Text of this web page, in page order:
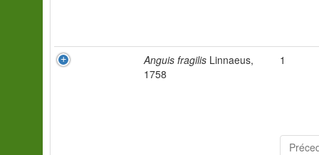
Anguis fragilis Linnaeus,
1758
1